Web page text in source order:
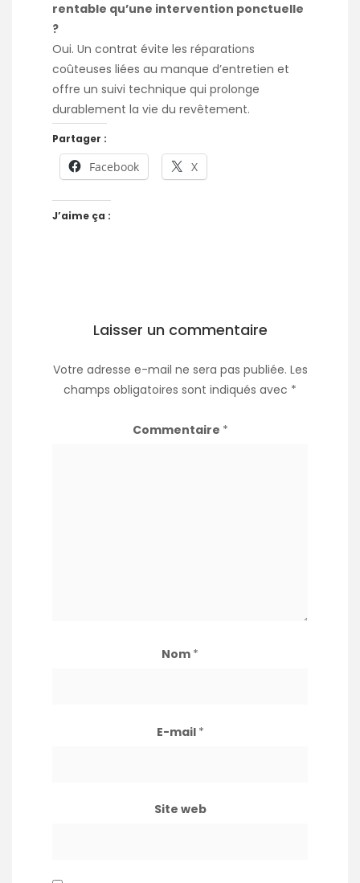
rentable qu’une intervention ponctuelle
?
Oui. Un contrat évite les réparations
coûteuses liées au manque d’entretien et
offre un suivi technique qui prolonge
durablement la vie du revêtement.
Partager :
Facebook X
J’aime ça :
Laisser un commentaire
Votre adresse e-mail ne sera pas publiée. Les
champs obligatoires sont indiqués avec *
Commentaire *
Nom *
E-mail *
Site web